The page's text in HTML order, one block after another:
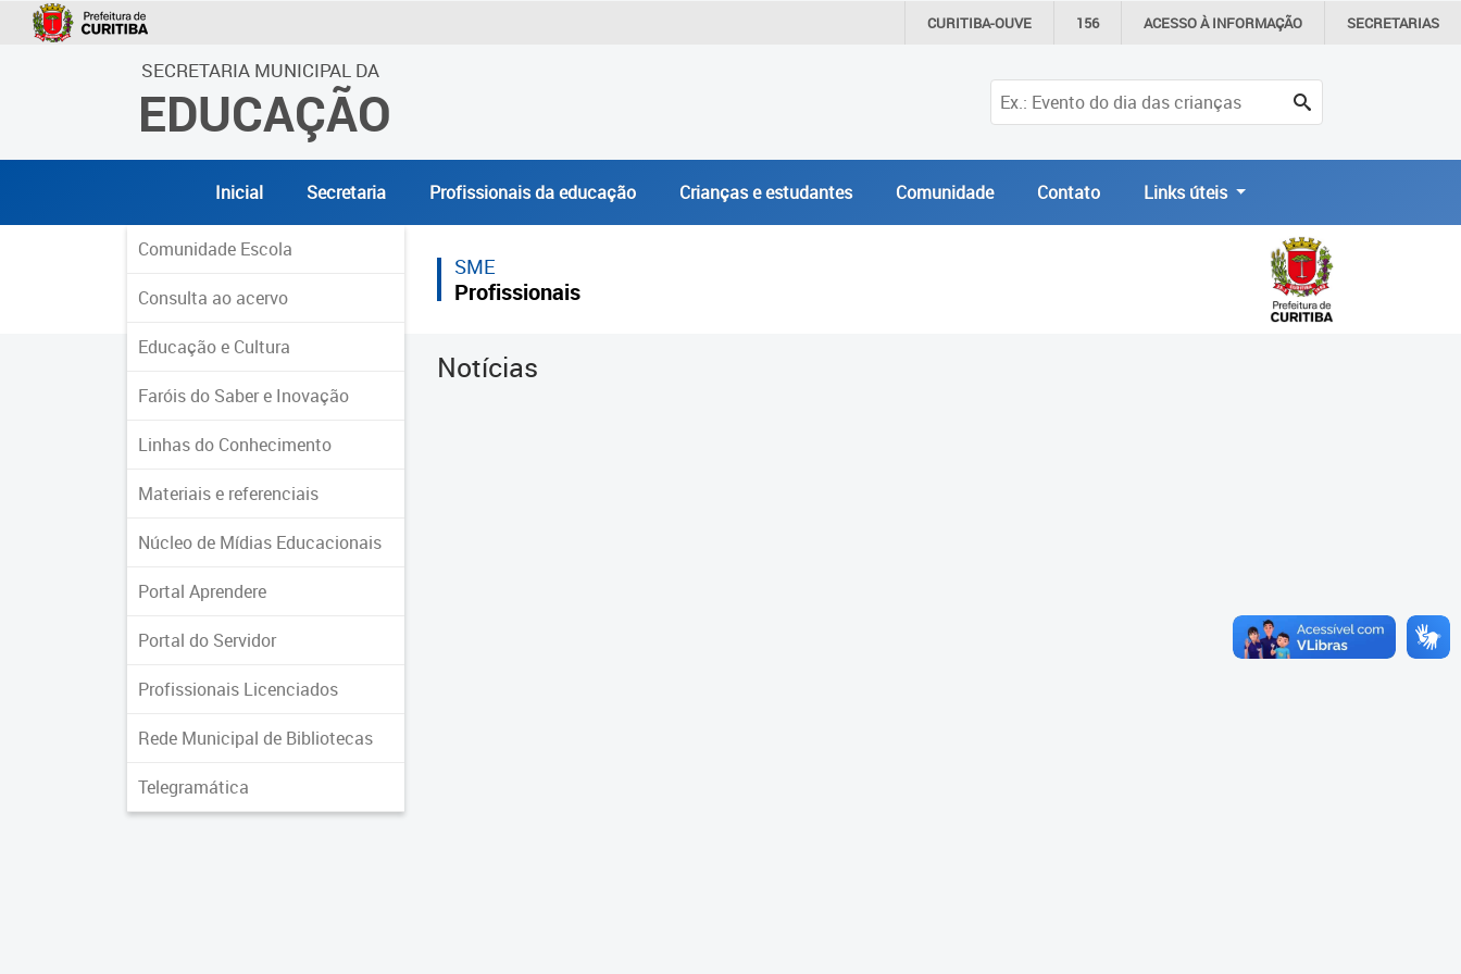
CURITIBA-OUVE 156 ACESSO ÀINFORMAÇÃO SECRETARIAS
SECRETARIA MUNICIPAL DA
EDUCAÇÃO
Inicial Secretaria Profissionais da educação Crianças e estudantes Comunidade Contato Links úteis
Comunidade Escola
Consulta ao acervo
Educação e Cultura
Faróis do Saber e Inovação
Linhas do Conhecimento
Materiais e referenciais
Núcleo de Mídias Educacionais
Portal Aprendere
Portal do Servidor
Profissionais Licenciados
Rede Municipal de Bibliotecas
Telegramática
SME
Profissionais
Notícias